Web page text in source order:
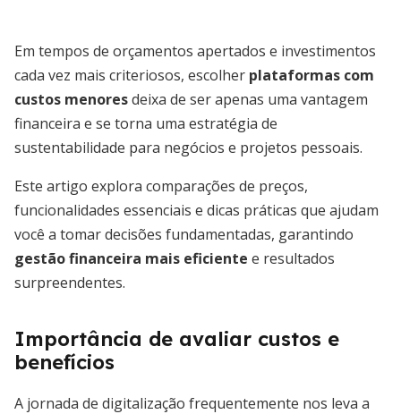
Em tempos de orçamentos apertados e investimentos
cada vez mais criteriosos, escolher plataformas com
custos menoresdeixa de ser apenas uma vantagem
financeira e se torna uma estratégia de
sustentabilidade para negócios e projetos pessoais.
Este artigo explora comparações de preços,
funcionalidades essenciais e dicas práticas que ajudam
você a tomar decisões fundamentadas, garantindo
gestão financeira mais eficiente e resultados
surpreendentes.
Importância de avaliar custos e
benefícios
A jornada de digitalização frequentemente nos leva a